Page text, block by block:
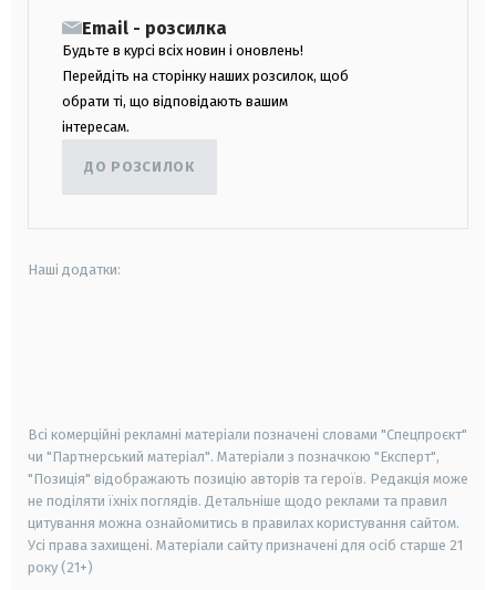
Email - розсилка
Будьте в курсі всіх новин і оновлень!
Перейдіть на сторінку наших розсилок, щоб
обрати ті, що відповідають вашим
інтересам.
ДО РОЗСИЛОК
Наші додатки:
Всі комерційні рекламні матеріали позначені словами "Спецпроєкт"
чи "Партнерський матеріал". Матеріали з позначкою "Експерт",
"Позиція" відображають позицію авторів та героїв. Редакція може
не поділяти їхніх поглядів. Детальніше щодо реклами та правил
цитування можна ознайомитись в правилах користування сайтом.
Усі права захищені. Матеріали сайту призначені для осіб старше 21
року (21+)